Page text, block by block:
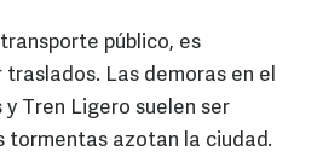
público, es
Las demoras en el
Tren Ligero suelen ser
tormentas azotan la ciudad.